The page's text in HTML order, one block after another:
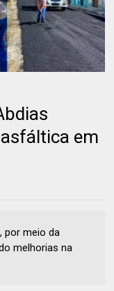
em
por meio da
melhorias na